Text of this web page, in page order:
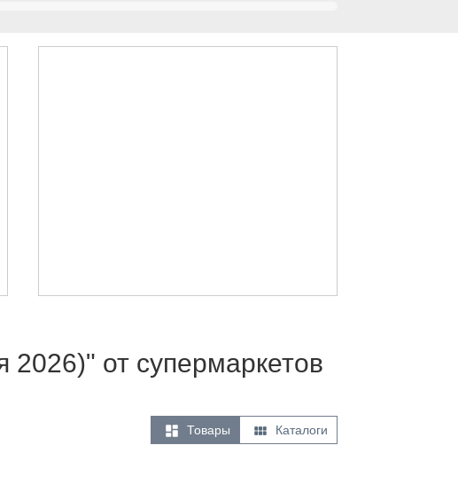
от супермаркетов
 Товары  Каталоги